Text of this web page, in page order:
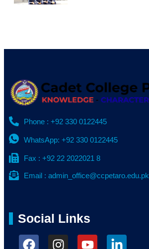
Phone : +92 330 0122445
WhatsApp: +92 330 0122445
Fax : +92 22 2022021 8
Email : admin_office@ccpetaro.edu.pk
Social Links